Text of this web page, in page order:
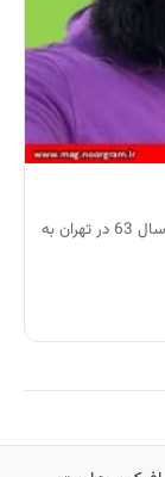
بیوگرافی امیر نوری امیر نوری روز ششم شهریور ماه سال 63 در تهران به